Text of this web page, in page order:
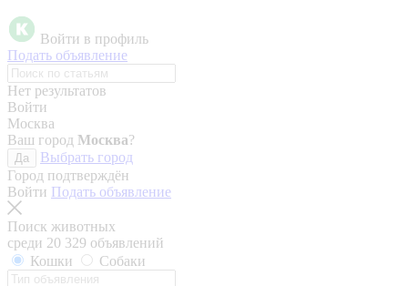
Войти в профиль
Подать объявление
Нет результатов
Войти
Москва
Ваш город Москва?
Да
Выбрать город
Город подтверждён
Войти Подать объявление
Поиск животных
среди 20 329 объявлений
Кошки
Собаки